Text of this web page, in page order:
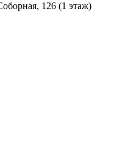
126 (1 этаж)